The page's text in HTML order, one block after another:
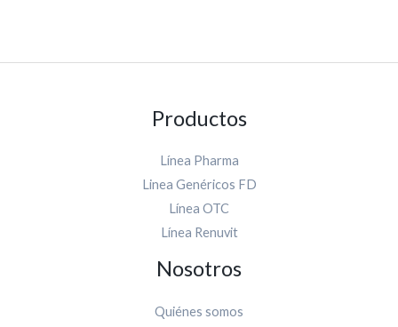
Productos
Línea Pharma
Linea Genéricos FD
Línea OTC
Línea Renuvit
Nosotros
Quiénes somos